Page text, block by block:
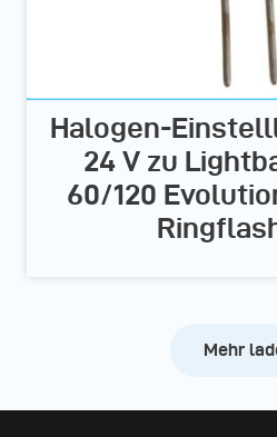
Halogen-
24 V zu
60/120
Mehr